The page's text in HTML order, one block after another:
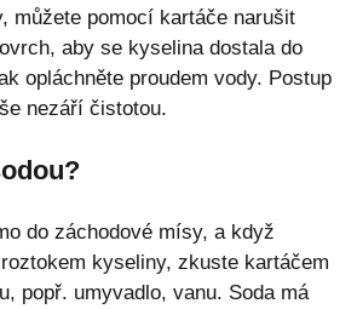
můžete pomocí kartáče narušit
aby se kyselina dostala do
opláchněte proudem vody. Postup
nezáří čistotou.
do záchodové mísy, a když
kyseliny, zkuste kartáčem
popř. umyvadlo, vanu. Soda má